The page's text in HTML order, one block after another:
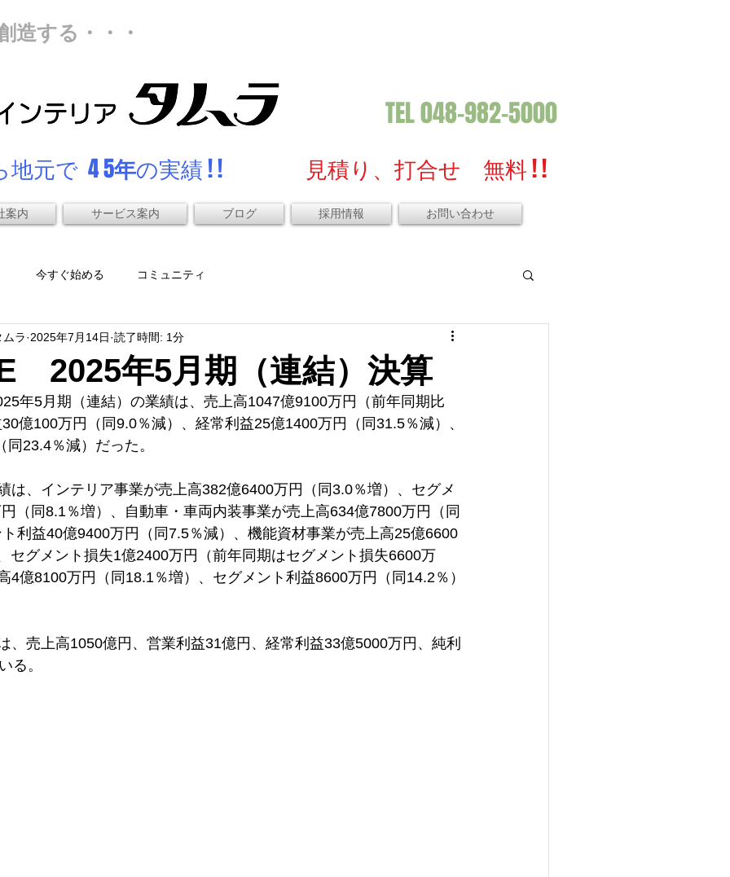
造する・・・
TEL 048-982-5000
元で 4 5年の実績 ! ! 見積り、打合せ 無料 ! !
案内 サービス案内 ブログ 採用情報 お問い合わせ
今すぐ始める コミュニティ
2025年5月期（連結）決算
ラ 2025年7月14日 読了時間: 1分
年5月期（連結）の業績は、売上高1047億9100万円（前年同期比
億100万円（同9.0％減）、経常利益25億1400万円（同31.5％減）、
23.4％減）だった。
、インテリア事業が売上高382億6400万円（同3.0％増）、セグメ
（同8.1％増）、自動車・車両内装事業が売上高634億7800万円（同
利益40億9400万円（同7.5％減）、機能資材事業が売上高25億6600
セグメント損失1億2400万円（前年同期はセグメント損失6600万
4億8100万円（同18.1％増）、セグメント利益8600万円（同14.2％）
売上高1050億円、営業利益31億円、経常利益33億5000万円、純利
る。